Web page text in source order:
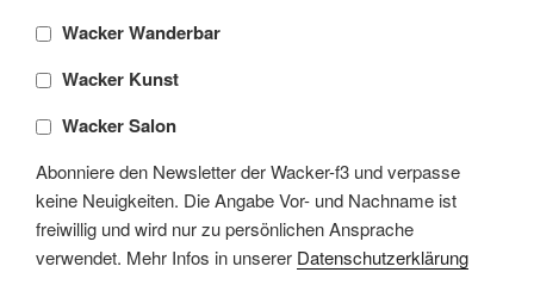
Wacker Wanderbar
Wacker Kunst
Wacker Salon
Abonniere den Newsletter der Wacker-f3 und verpasse
keine Neuigkeiten. Die Angabe Vor- und Nachname ist
freiwillig und wird nur zu persönlichen Ansprache
verwendet. Mehr Infos in unserer Datenschutzerklärung